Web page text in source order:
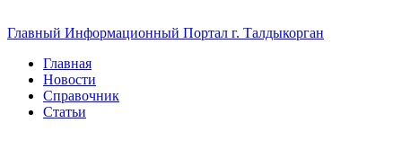
Главный Информационный Портал г. Талдыкорган
Главная
Новости
Справочник
Статьи